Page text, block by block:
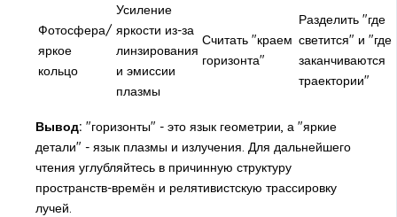
Фотосфера/
яркое
кольцо
Усиление
яркости из-за
линзирования
и эмиссии
плазмы
Считать "краем
горизонта"
Разделить "где
светится" и "где
заканчиваются
траектории"
Вывод: "горизонты" - это язык геометрии, а "яркие
детали" - язык плазмы и излучения. Для дальнейшего
чтения углубляйтесь в причинную структуру
пространств-времён и релятивистскую трассировку
лучей.